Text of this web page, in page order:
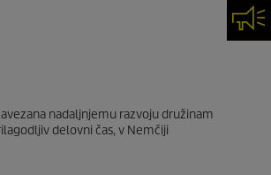
nadaljnjemu razvoju družinam
delovni čas, v Nemčiji